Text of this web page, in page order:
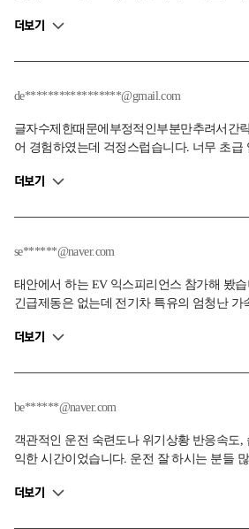
드라인을 지켜가며 일정 수준의 랩타임을 낼
단순 입문, 레벨3는 심화 기술이라 갭이 너무
레벨2 내용을 레벨1로 내리고 레벨2 난이도
더보기
de*****************@gmail.com
글자수제한때문에부정적인부분만추려서간략히적습
어 경험하였는데 걱정스럽습니다. 너무 초급
니다. 진짜 문제는 레벨2를 이수한 사람이 레
자 검증을 해야 하는데 내용도 쉽고 이수도 쉽습니다.
도 이수를 어렵게 하여 상위 프로그램 하향
더보기
se******@naver.com
태안에서 하는 EV 익스피리언스 참가해 봤
긴급제동은 없는데 전기차 특유의 엄청난 가
는 유일한 방법이고 굉장히 흥미로운 주행법
보고 고민해 보세요!
더보기
be******@naver.com
객관적인 운전 숙련도나 위기상황 반응속도,
익한 시간이었습니다. 운전 잘 하시는 분들
더보기